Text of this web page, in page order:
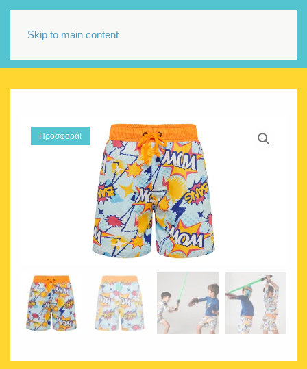
Skip to main content
Προσφορά!